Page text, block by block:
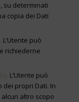
su determinati
copia dei Dati
L’Utente può
richiederne
L’Utente può
propri Dati. In
altro scopo